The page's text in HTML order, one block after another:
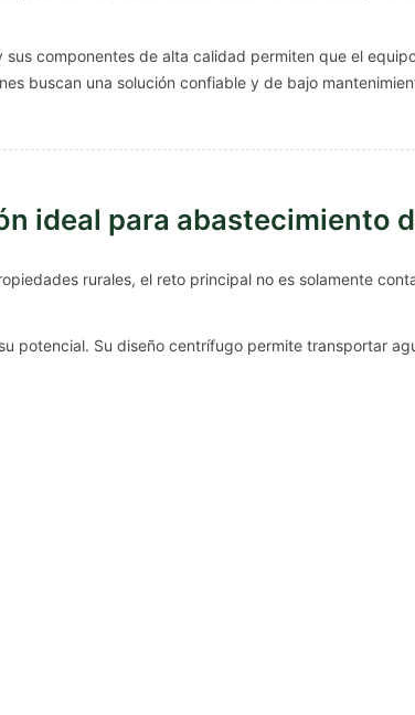
componentes de alta calidad permiten que el
buscan una solución confiable y de bajo
ideal para abastecimiento
rurales, el reto principal no es solamente
potencial. Su diseño centrífugo permite transportar